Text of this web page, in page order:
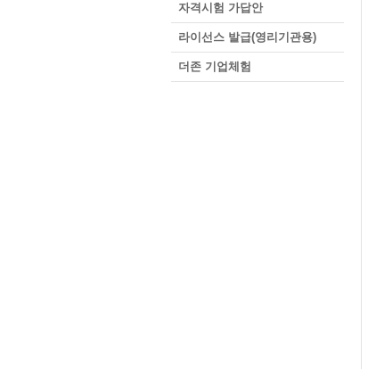
자격시험 가답안
라이선스 발급(영리기관용)
더존 기업체험